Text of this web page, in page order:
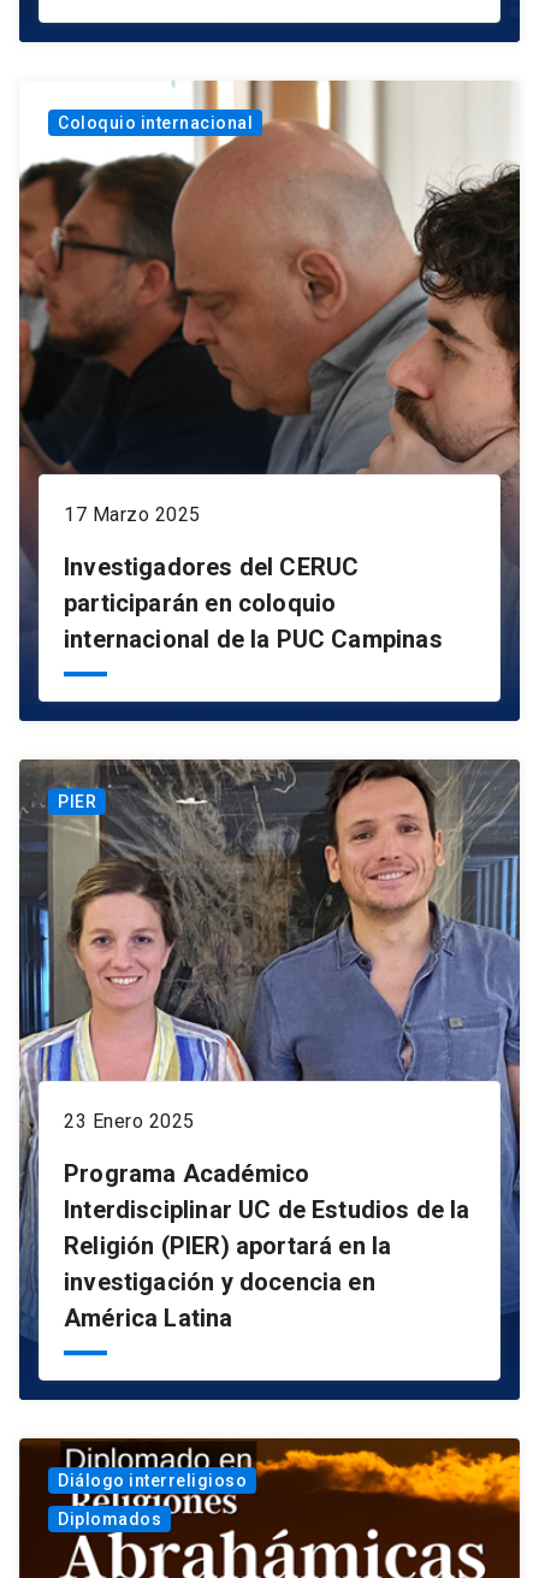
Coloquio internacional
17 Marzo 2025
Investigadores del CERUC
participarán en coloquio
internacional de la PUC Campinas
PIER
23 Enero 2025
Programa Académico
Interdisciplinar UC de Estudios de la
Religión (PIER) aportará en la
investigación y docencia en
América Latina
Diálogo interreligioso
Diplomados